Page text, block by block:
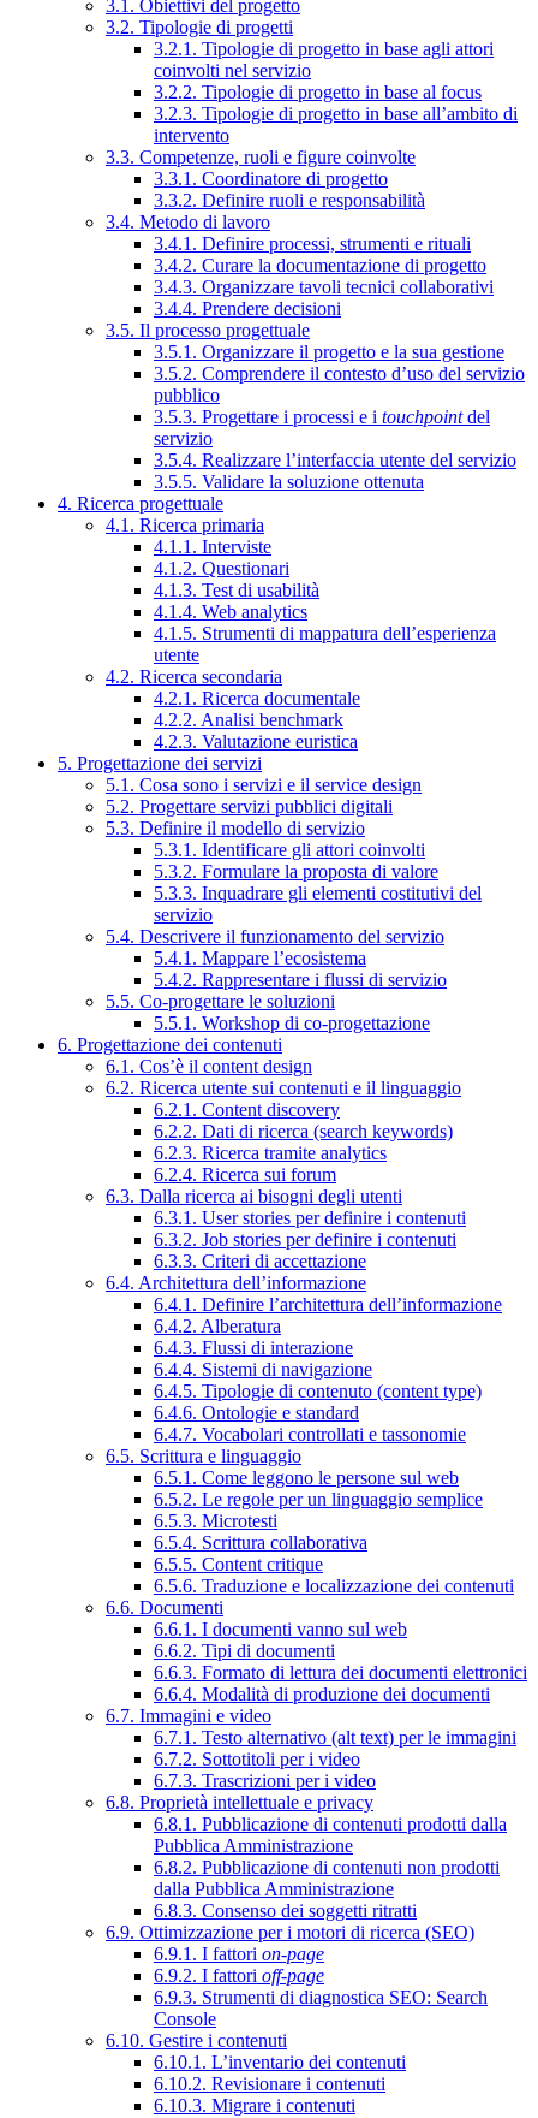
3.1. Obiettivi del progetto
3.2. Tipologie di progetti
3.2.1. Tipologie di progetto in base agli attori
coinvolti nel servizio
3.2.2. Tipologie di progetto in base al focus
3.2.3. Tipologie di progetto in base all’ambito di
intervento
3.3. Competenze, ruoli e figure coinvolte
3.3.1. Coordinatore di progetto
3.3.2. Definire ruoli e responsabilità
3.4. Metodo di lavoro
3.4.1. Definire processi, strumenti e rituali
3.4.2. Curare la documentazione di progetto
3.4.3. Organizzare tavoli tecnici collaborativi
3.4.4. Prendere decisioni
3.5. Il processo progettuale
3.5.1. Organizzare il progetto e la sua gestione
3.5.2. Comprendere il contesto d’uso del servizio
pubblico
3.5.3. Progettare i processi e i touchpointdel
servizio
3.5.4. Realizzare l’interfaccia utente del servizio
3.5.5. Validare la soluzione ottenuta
4. Ricerca progettuale
4.1. Ricerca primaria
4.1.1. Interviste
4.1.2. Questionari
4.1.3. Test di usabilità
4.1.4. Web analytics
4.1.5. Strumenti di mappatura dell’esperienza
utente
4.2. Ricerca secondaria
4.2.1. Ricerca documentale
4.2.2. Analisi benchmark
4.2.3. Valutazione euristica
5. Progettazione dei servizi
5.1. Cosa sono i servizi e il service design
5.2. Progettare servizi pubblici digitali
5.3. Definire il modello di servizio
5.3.1. Identificare gli attori coinvolti
5.3.2. Formulare la proposta di valore
5.3.3. Inquadrare gli elementi costitutivi del
servizio
5.4. Descrivere il funzionamento del servizio
5.4.1. Mappare l’ecosistema
5.4.2. Rappresentare i flussi di servizio
5.5. Co-progettare le soluzioni
5.5.1. Workshop di co-progettazione
6. Progettazione dei contenuti
6.1. Cos’è il content design
6.2. Ricerca utente sui contenuti e il linguaggio
6.2.1. Content discovery
6.2.2. Dati di ricerca (search keywords)
6.2.3. Ricerca tramite analytics
6.2.4. Ricerca sui forum
6.3. Dalla ricerca ai bisogni degli utenti
6.3.1. User stories per definire i contenuti
6.3.2. Job stories per definire i contenuti
6.3.3. Criteri di accettazione
6.4. Architettura dell’informazione
6.4.1. Definire l’architettura dell’informazione
6.4.2. Alberatura
6.4.3. Flussi di interazione
6.4.4. Sistemi di navigazione
6.4.5. Tipologie di contenuto (content type)
6.4.6. Ontologie e standard
6.4.7. Vocabolari controllati e tassonomie
6.5. Scrittura e linguaggio
6.5.1. Come leggono le persone sul web
6.5.2. Le regole per un linguaggio semplice
6.5.3. Microtesti
6.5.4. Scrittura collaborativa
6.5.5. Content critique
6.5.6. Traduzione e localizzazione dei contenuti
6.6. Documenti
6.6.1. I documenti vanno sul web
6.6.2. Tipi di documenti
6.6.3. Formato di lettura dei documenti elettronici
6.6.4. Modalità di produzione dei documenti
6.7. Immagini e video
6.7.1. Testo alternativo (alt text) per le immagini
6.7.2. Sottotitoli per i video
6.7.3. Trascrizioni per i video
6.8. Proprietà intellettuale e privacy
6.8.1. Pubblicazione di contenuti prodotti dalla
Pubblica Amministrazione
6.8.2. Pubblicazione di contenuti non prodotti
dalla Pubblica Amministrazione
6.8.3. Consenso dei soggetti ritratti
6.9. Ottimizzazione per i motori di ricerca (SEO)
6.9.1. I fattori on-page
6.9.2. I fattori off-page
6.9.3. Strumenti di diagnostica SEO: Search
Console
6.10. Gestire i contenuti
6.10.1. L’inventario dei contenuti
6.10.2. Revisionare i contenuti
6.10.3. Migrare i contenuti